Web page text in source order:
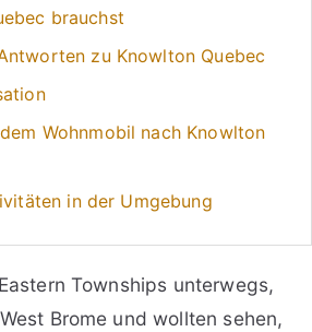
brauchst
zu Knowlton Quebec
Wohnmobil nach Knowlton
in der Umgebung
Townships unterwegs,
Brome und wollten sehen,